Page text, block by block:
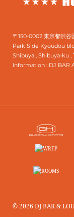
〒150-0002 東京都渋谷
Park Side Kyoudou
Shibuya , Shibuya-ku ,
Information : DJ BAR
© 2026 DJ BAR &